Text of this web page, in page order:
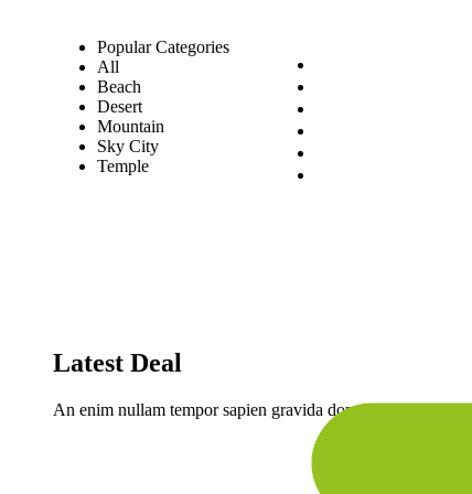
Popular Categories
All
Beach
Desert
Mountain
Sky City
Temple
Latest Deal
An enim nullam tempor sapien gravida donec enim ipsum